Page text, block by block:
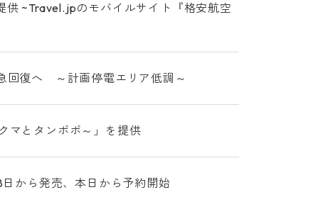
~Travel.jpのモバイルサイト『格安航空
回復へ ～計画停電エリア低調～
マとタンポポ～」を提供
から発売、本日から予約開始